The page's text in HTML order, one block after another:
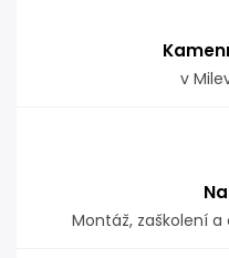
v
Montáž, zaškolení